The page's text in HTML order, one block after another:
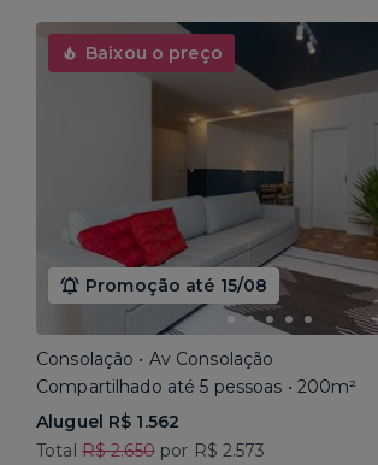
Baixou o preço
Promoção até 15/08
Consolação • Av Consolação
Compartilhado até 5 pessoas • 200m²
Aluguel R$ 1.562
Total R$ 2.650por R$ 2.573